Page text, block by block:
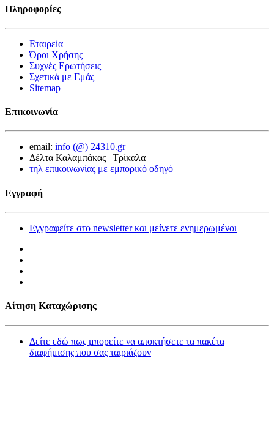
Πληροφορίες
Εταιρεία
Όροι Χρήσης
Συχνές Ερωτήσεις
Σχετικά με Εμάς
Sitemap
Επικοινωνία
email: info (@) 24310.gr
Δέλτα Καλαμπάκας | Τρίκαλα
τηλ επικοινωνίας με εμπορικό οδηγό
Εγγραφή
Εγγραφείτε στο newsletter και μείνετε ενημερωμένοι
Αίτηση Καταχώρισης
Δείτε εδώ πως μπορείτε να αποκτήσετε τα πακέτα
διαφήμισης που σας ταιριάζουν